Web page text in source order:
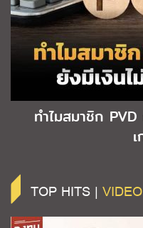
ทำไมสมาชิก
TOP HITS | VIDEO